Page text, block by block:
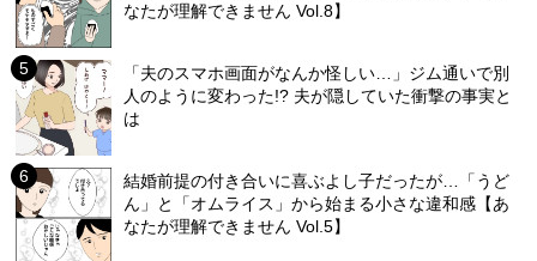
なたが理解できません Vol.8】
「夫のスマホ画面がなんか怪しい…」ジム通いで別
人のように変わった!? 夫が隠していた衝撃の事実と
は
結婚前提の付き合いに喜ぶよし子だったが…「うど
ん」と「オムライス」から始まる小さな違和感【あ
なたが理解できません Vol.5】